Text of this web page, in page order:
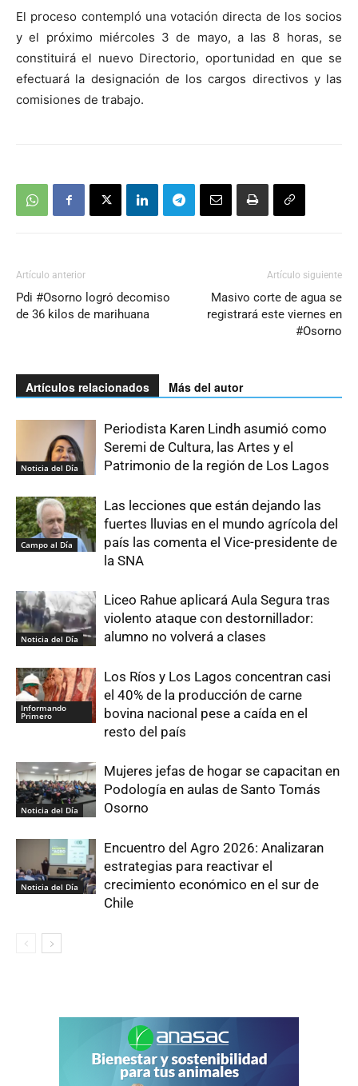
El proceso contempló una votación directa de los socios
y el próximo miércoles 3 de mayo, a las 8 horas, se
constituirá el nuevo Directorio, oportunidad en que se
efectuará la designación de los cargos directivos y las
comisiones de trabajo.
Artículo anterior
Pdi #Osorno logró decomiso
de 36 kilos de marihuana
Artículo siguiente
Masivo corte de agua se
registrará este viernes en
#Osorno
Artículos relacionados Más del autor
Noticia del Día
Periodista Karen Lindh asumió como
Seremi de Cultura, las Artes y el
Patrimonio de la región de Los Lagos
Campo al Día
Las lecciones que están dejando las
fuertes lluvias en el mundo agrícola del
país las comenta el Vice-presidente de
la SNA
Noticia del Día
Liceo Rahue aplicará Aula Segura tras
violento ataque con destornillador:
alumno no volverá a clases
Informando
Primero
Los Ríos y Los Lagos concentran casi
el 40% de la producción de carne
bovina nacional pese a caída en el
resto del país
Noticia del Día
Mujeres jefas de hogar se capacitan en
Podología en aulas de Santo Tomás
Osorno
Noticia del Día
Encuentro del Agro 2026: Analizaran
estrategias para reactivar el
crecimiento económico en el sur de
Chile